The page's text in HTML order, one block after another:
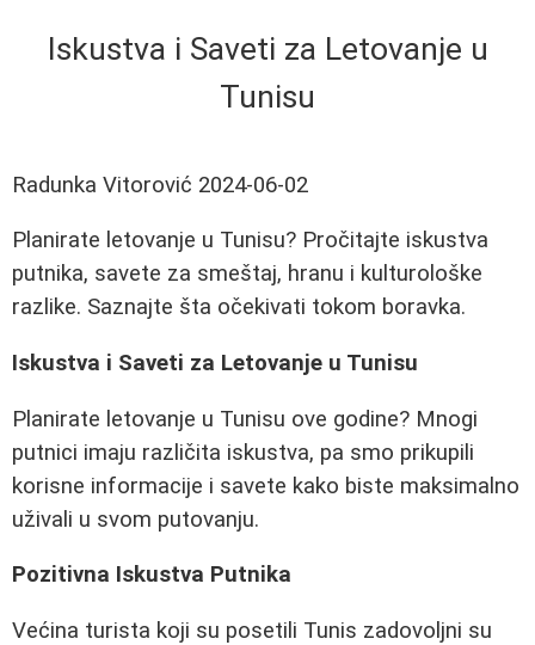
Iskustva i Saveti za Letovanje u
Tunisu
Radunka Vitorović 2024-06-02
Planirate letovanje u Tunisu? Pročitajte iskustva
putnika, savete za smeštaj, hranu i kulturološke
razlike. Saznajte šta očekivati tokom boravka.
Iskustva i Saveti za Letovanje u Tunisu
Planirate letovanje u Tunisu ove godine? Mnogi
putnici imaju različita iskustva, pa smo prikupili
korisne informacije i savete kako biste maksimalno
uživali u svom putovanju.
Pozitivna Iskustva Putnika
Većina turista koji su posetili Tunis zadovoljni su